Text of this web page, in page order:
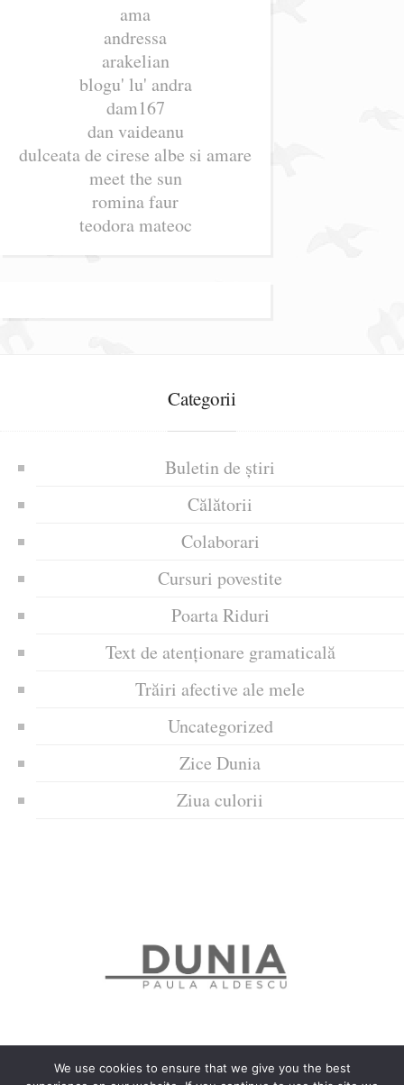
ama
andressa
arakelian
blogu' lu' andra
dam167
dan vaideanu
dulceata de cirese albe si amare
meet the sun
romina faur
teodora mateoc
Categorii
Buletin de știri
Călătorii
Colaborari
Cursuri povestite
Poarta Riduri
Text de atenționare gramaticală
Trăiri afective ale mele
Uncategorized
Zice Dunia
Ziua culorii
We use cookies to ensure that we give you the best